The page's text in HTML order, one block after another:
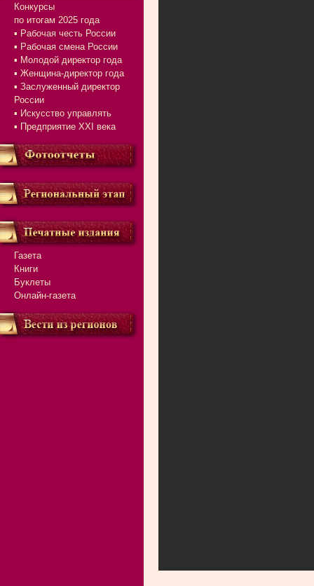
Конкурсы
по итогам 2025 года
▪ Рабочая честь России
▪ Рабочая смена России
▪ Молодой директор года
▪ Женщина-директор года
▪ Заслуженный директор
России
▪ Искусство управлять
▪ Предприятие XXI века
Газета
Книги
Буклеты
Онлайн-газета